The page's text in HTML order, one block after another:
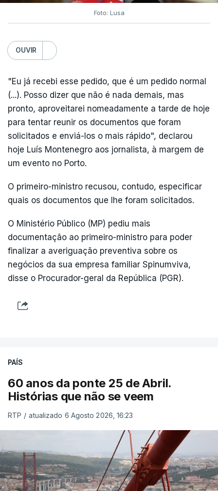
Foto: Lusa
OUVIR
"Eu já recebi esse pedido, que é um pedido normal
(...). Posso dizer que não é nada demais, mas
pronto, aproveitarei nomeadamente a tarde de hoje
para tentar reunir os documentos que foram
solicitados e enviá-los o mais rápido", declarou
hoje Luís Montenegro aos jornalista, à margem de
um evento no Porto.
O primeiro-ministro recusou, contudo, especificar
quais os documentos que lhe foram solicitados.
O Ministério Público (MP) pediu mais
documentação ao primeiro-ministro para poder
finalizar a averiguação preventiva sobre os
negócios da sua empresa familiar Spinumviva,
disse o Procurador-geral da República (PGR).
PAÍS
60 anos da ponte 25 de Abril.
Histórias que não se veem
RTP / atualizado 6 Agosto 2026, 16:23